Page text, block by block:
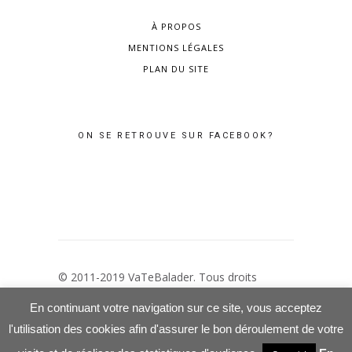
À PROPOS
MENTIONS LÉGALES
PLAN DU SITE
ON SE RETROUVE SUR FACEBOOK?
© 2011-2019 VaTeBalader. Tous droits
En continuant votre navigation sur ce site, vous acceptez
l'utilisation des cookies afin d'assurer le bon déroulement de votre